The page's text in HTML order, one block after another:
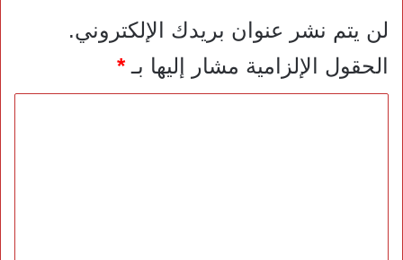
لن يتم نشر عنوان بريدك الإلكتروني.
الحقول الإلزامية مشار إليها بـ*